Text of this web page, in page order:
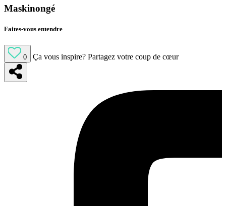
Maskinongé
Faites-vous entendre
0 Ça vous inspire? Partagez votre coup de cœur